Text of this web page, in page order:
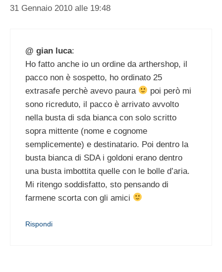
31 Gennaio 2010 alle 19:48
@ gian luca:
Ho fatto anche io un ordine da arthershop, il
pacco non è sospetto, ho ordinato 25
extrasafe perchè avevo paura
poi però mi
sono ricreduto, il pacco è arrivato avvolto
nella busta di sda bianca con solo scritto
sopra mittente (nome e cognome
semplicemente) e destinatario. Poi dentro la
busta bianca di SDA i goldoni erano dentro
una busta imbottita quelle con le bolle d’aria.
Mi ritengo soddisfatto, sto pensando di
farmene scorta con gli amici
Rispondi